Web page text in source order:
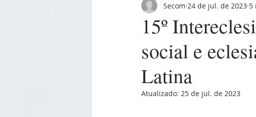
Igreja no Mundo
15º
social e
Latina
Secom 24 de jul. de 2023 5
Atualizado: 25 de jul. de 2023